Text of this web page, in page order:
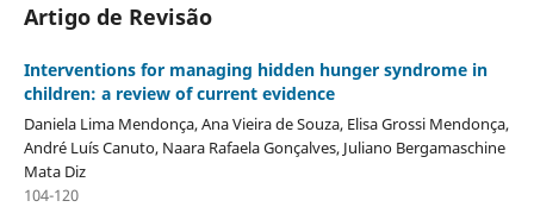
Artigo de Revisão
Interventions for managing hidden hunger syndrome in
children: a review of current evidence
Daniela Lima Mendonça, Ana Vieira de Souza, Elisa Grossi Mendonça,
André Luís Canuto, Naara Rafaela Gonçalves, Juliano Bergamaschine
Mata Diz
104-120